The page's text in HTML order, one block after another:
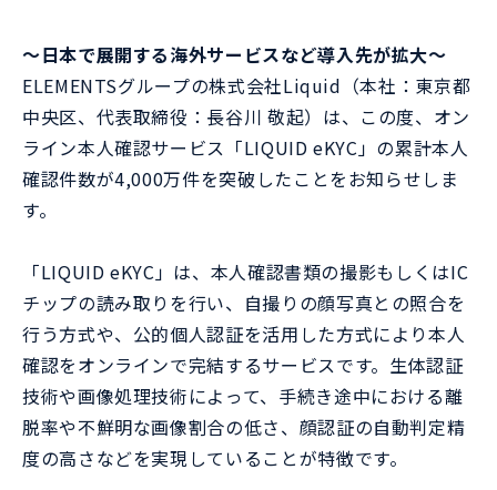
～日本で展開する海外サービスなど導入先が拡大～
ELEMENTSグループの株式会社Liquid（本社：東京都
中央区、代表取締役：長谷川 敬起）は、この度、オン
ライン本人確認サービス「LIQUID eKYC」の累計本人
確認件数が4,000万件を突破したことをお知らせしま
す。
「LIQUID eKYC」は、本人確認書類の撮影もしくはIC
チップの読み取りを行い、自撮りの顔写真との照合を
行う方式や、公的個人認証を活用した方式により本人
確認をオンラインで完結するサービスです。生体認証
技術や画像処理技術によって、手続き途中における離
脱率や不鮮明な画像割合の低さ、顔認証の自動判定精
度の高さなどを実現していることが特徴です。